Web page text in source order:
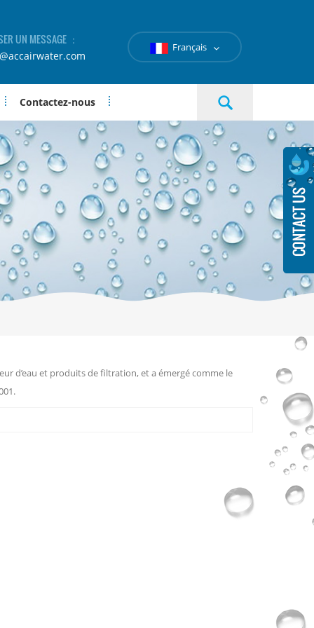
UN MESSAGE ：
Français
Contactez-nous
d’eau et produits de filtration, et a émergé comme le